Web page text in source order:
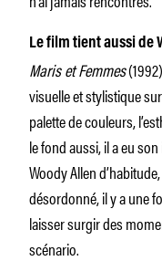
Le film tient aussi de
Maris et Femmes
visuelle et stylistique
palette de couleurs,
le fond aussi, il a eu
Woody Allen
désordonné, il y a une
laisser surgir des
scénario.